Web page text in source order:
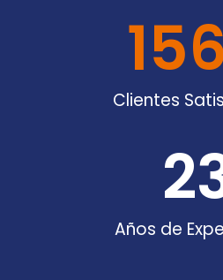
Clientes
Años de